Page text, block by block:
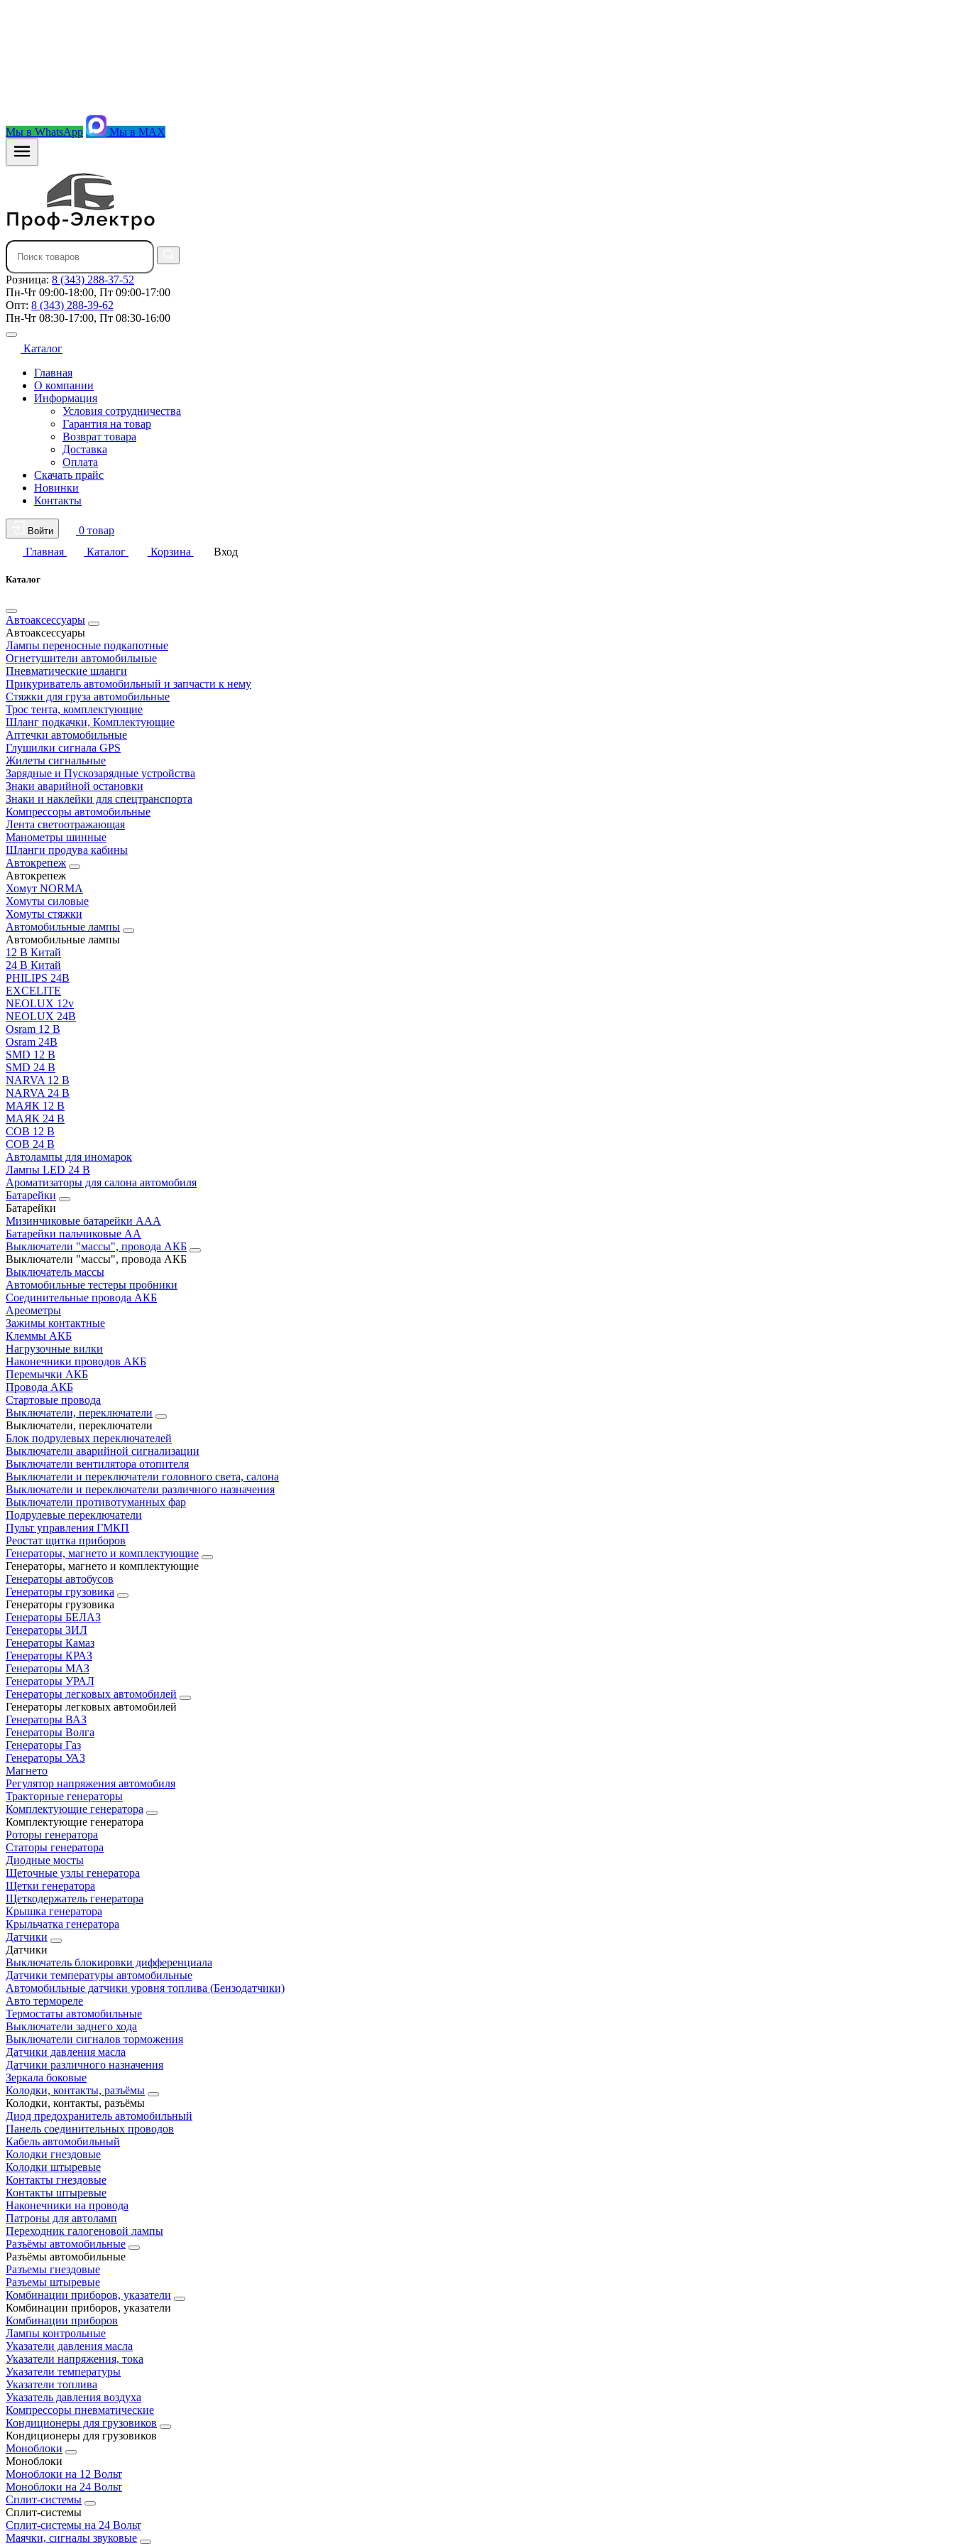
Мы в WhatsApp Мы в MAX
Розница: 8 (343) 288-37-52
Пн-Чт 09:00-18:00, Пт 09:00-17:00
Опт: 8 (343) 288-39-62
Пн-Чт 08:30-17:00, Пт 08:30-16:00
Каталог
Главная
О компании
Информация
Условия сотрудничества
Гарантия на товар
Возврат товара
Доставка
Оплата
Скачать прайс
Новинки
Контакты
Войти
0 товар
Главная
Каталог Корзина Вход
Каталог
Автоаксессуары
Автоаксессуары
Лампы переносные подкапотные
Огнетушители автомобильные
Пневматические шланги
Прикуриватель автомобильный и запчасти к нему
Стяжки для груза автомобильные
Трос тента, комплектующие
Шланг подкачки, Комплектующие
Аптечки автомобильные
Глушилки сигнала GPS
Жилеты сигнальные
Зарядные и Пускозарядные устройства
Знаки аварийной остановки
Знаки и наклейки для спецтранспорта
Компрессоры автомобильные
Лента светоотражающая
Манометры шинные
Шланги продува кабины
Автокрепеж
Автокрепеж
Хомут NORMA
Хомуты силовые
Хомуты стяжки
Автомобильные лампы
Автомобильные лампы
12 В Китай
24 В Китай
PHILIPS 24В
EXCELITE
NEOLUX 12v
NEOLUX 24В
Osram 12 В
Osram 24В
SMD 12 В
SMD 24 В
NARVA 12 В
NARVA 24 В
МАЯК 12 В
МАЯК 24 В
COB 12 В
COB 24 В
Автолампы для иномарок
Лампы LED 24 B
Ароматизаторы для салона автомобиля
Батарейки
Батарейки
Мизинчиковые батарейки AAA
Батарейки пальчиковые АА
Выключатели "массы", провода АКБ
Выключатели "массы", провода АКБ
Выключатель массы
Автомобильные тестеры пробники
Соединительные провода АКБ
Ареометры
Зажимы контактные
Клеммы АКБ
Нагрузочные вилки
Наконечники проводов АКБ
Перемычки АКБ
Провода АКБ
Стартовые провода
Выключатели, переключатели
Выключатели, переключатели
Блок подрулевых переключателей
Выключатели аварийной сигнализации
Выключатели вентилятора отопителя
Выключатели и переключатели головного света, салона
Выключатели и переключатели различного назначения
Выключатели противотуманных фар
Подрулевые переключатели
Пульт управления ГМКП
Реостат щитка приборов
Генераторы, магнето и комплектующие
Генераторы, магнето и комплектующие
Генераторы автобусов
Генераторы грузовика
Генераторы грузовика
Генераторы БЕЛАЗ
Генераторы ЗИЛ
Генераторы Камаз
Генераторы КРАЗ
Генераторы МАЗ
Генераторы УРАЛ
Генераторы легковых автомобилей
Генераторы легковых автомобилей
Генераторы ВАЗ
Генераторы Волга
Генераторы Газ
Генераторы УАЗ
Магнето
Регулятор напряжения автомобиля
Тракторные генераторы
Комплектующие генератора
Комплектующие генератора
Роторы генератора
Статоры генератора
Диодные мосты
Щеточные узлы генератора
Щетки генератора
Щеткодержатель генератора
Крышка генератора
Крыльчатка генератора
Датчики
Датчики
Выключатель блокировки дифференциала
Датчики температуры автомобильные
Автомобильные датчики уровня топлива (Бензодатчики)
Авто термореле
Термостаты автомобильные
Выключатели заднего хода
Выключатели сигналов торможения
Датчики давления масла
Датчики различного назначения
Зеркала боковые
Колодки, контакты, разъёмы
Колодки, контакты, разъёмы
Диод предохранитель автомобильный
Панель соединительных проводов
Кабель автомобильный
Колодки гнездовые
Колодки штыревые
Контакты гнездовые
Контакты штыревые
Наконечники на провода
Патроны для автоламп
Переходник галогеновой лампы
Разъёмы автомобильные
Разъёмы автомобильные
Разъемы гнездовые
Разъемы штыревые
Комбинации приборов, указатели
Комбинации приборов, указатели
Комбинации приборов
Лампы контрольные
Указатели давления масла
Указатели напряжения, тока
Указатели температуры
Указатели топлива
Указатель давления воздуха
Компрессоры пневматические
Кондиционеры для грузовиков
Кондиционеры для грузовиков
Моноблоки
Моноблоки
Моноблоки на 12 Вольт
Моноблоки на 24 Вольт
Сплит-системы
Сплит-системы
Сплит‑системы на 24 Вольт
Маячки, сигналы звуковые